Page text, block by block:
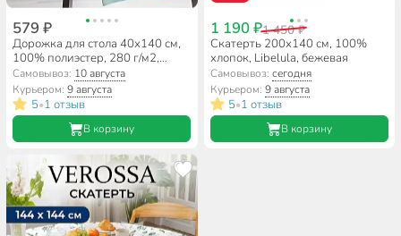
579 ₽
Дорожка для стола 40х140 см,
100% полиэстер, 280 г/м2,
Волшебная ночь, Бирюза
Самовывоз: 10 августа
Курьером:9 августа
5•1 отзыв
В корзину
1 190 ₽1 450 ₽
Скатерть 200х140 см, 100%
хлопок, Libelula, бежевая
Самовывоз: сегодня
Курьером: 9 августа
5•1 отзыв
В корзину